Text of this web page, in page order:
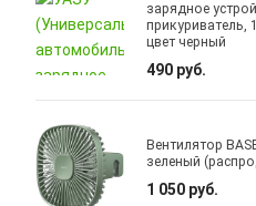
зарядное
прикуриватель,
цвет черный
490 руб.
Вентилятор
зеленый
1 050 руб.